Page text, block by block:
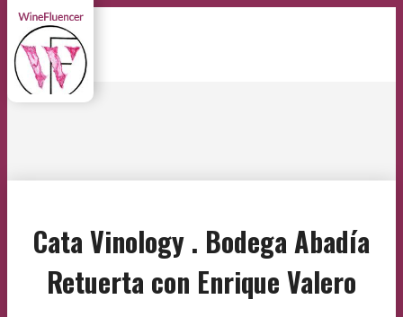
Cata Vinology . Bodega Abadía
Retuerta con Enrique Valero